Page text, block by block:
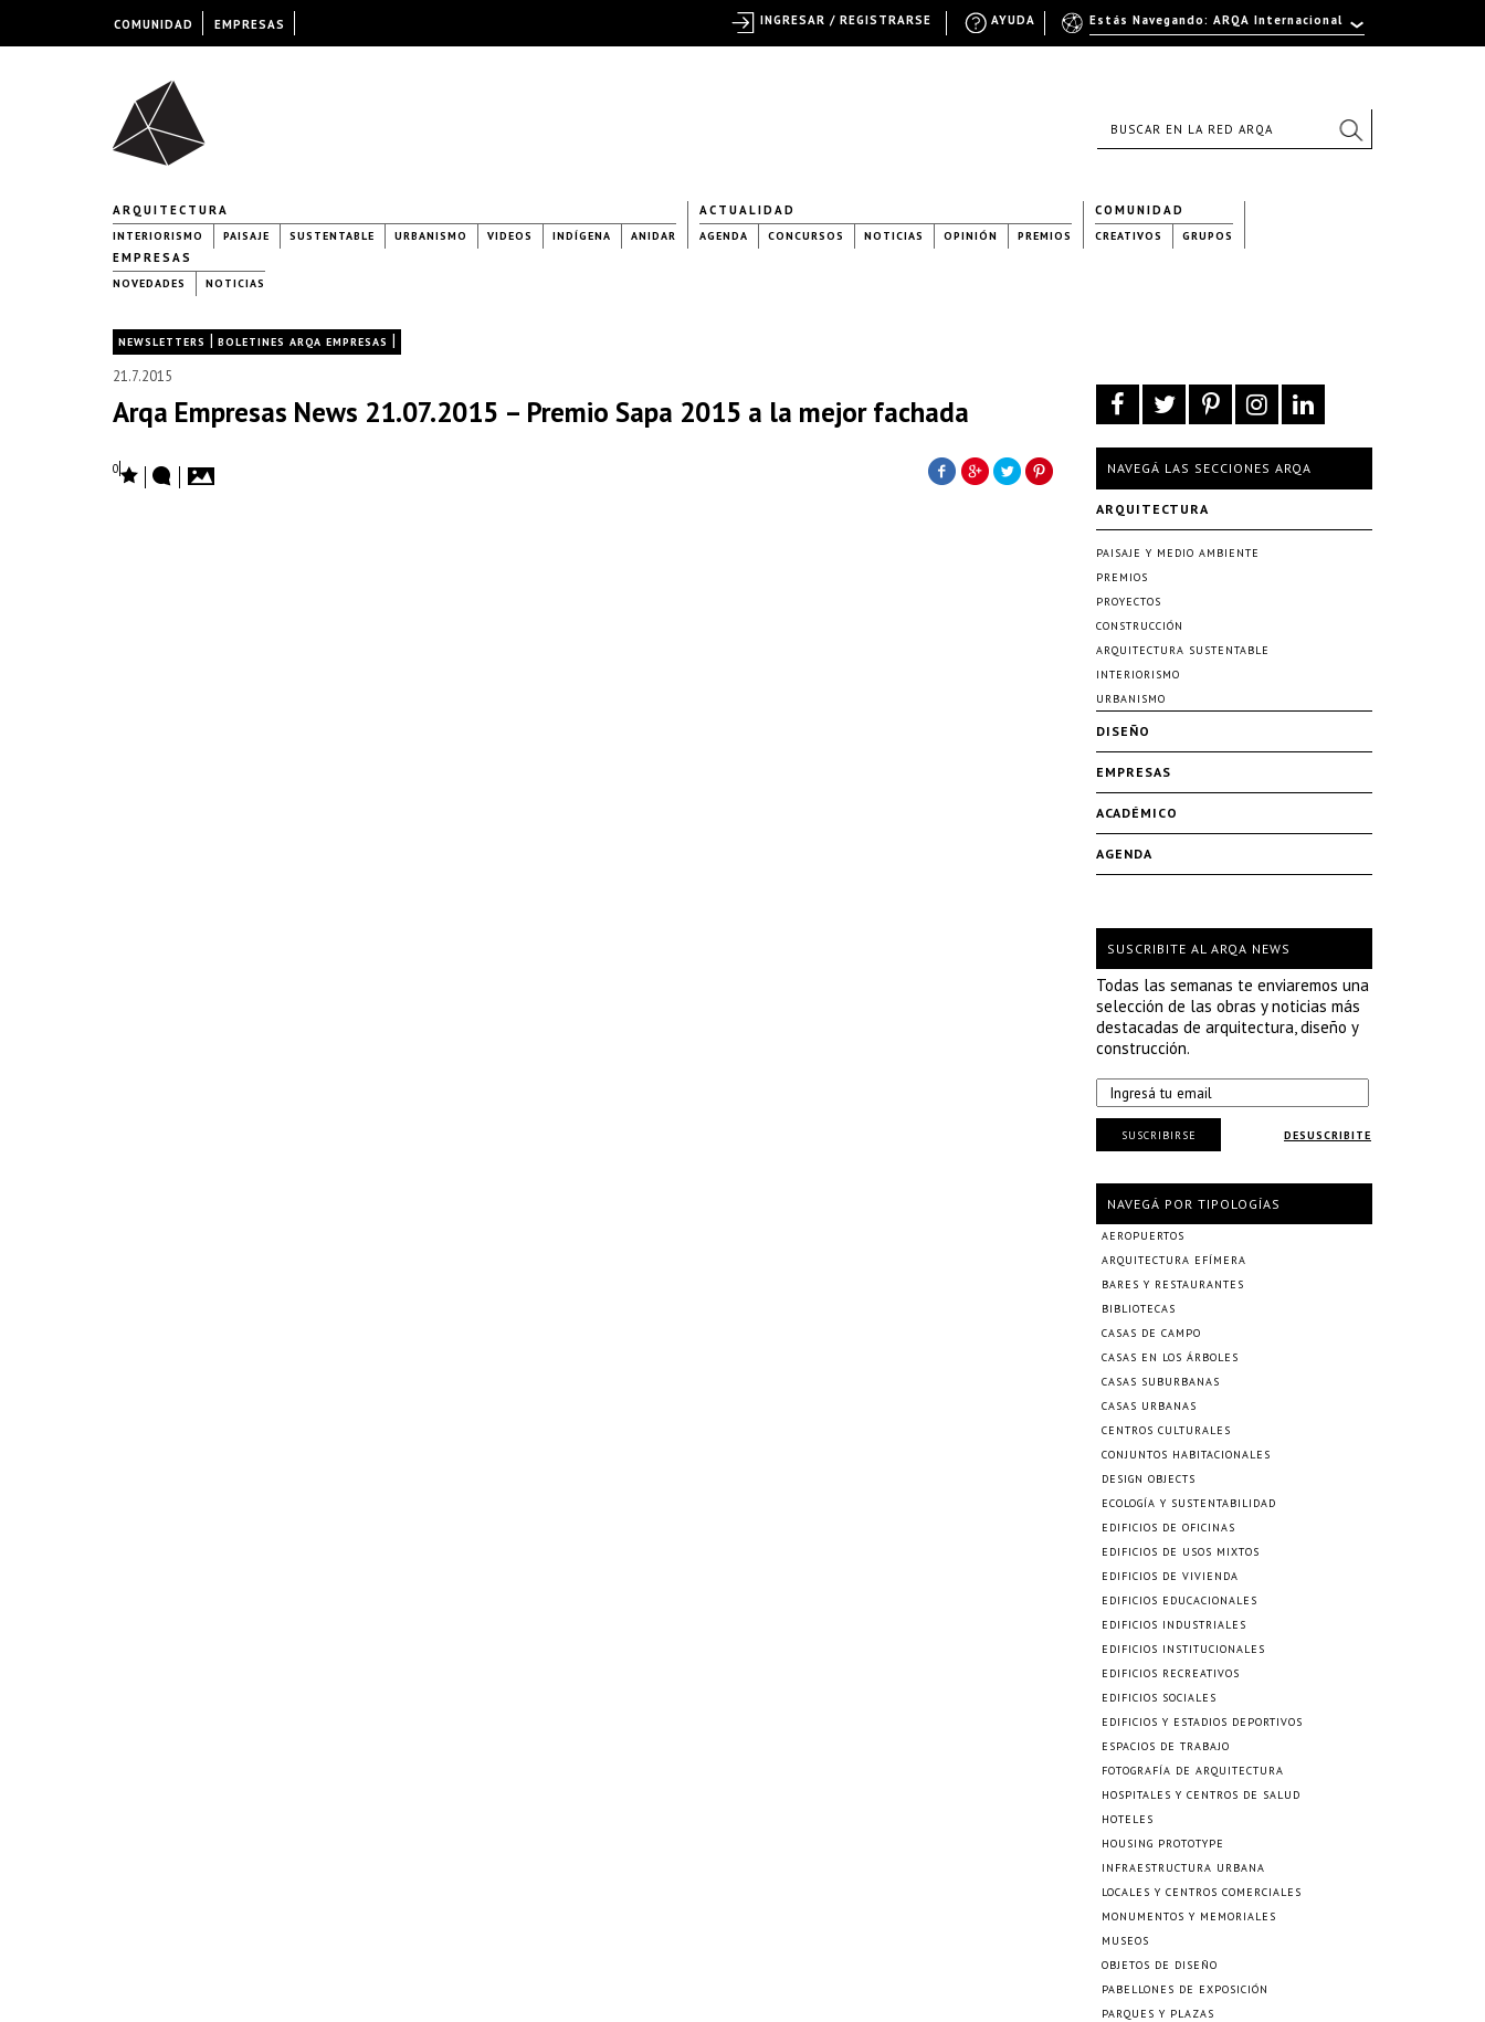
ARQUITECTURA
INTERIORISMO PAISAJE SUSTENTABLE URBANISMO VIDEOS INDÍGENA ANIDAR
ACTUALIDAD
AGENDA CONCURSOS NOTICIAS OPINIÓN PREMIOS
COMUNIDAD
CREATIVOS GRUPOS
EMPRESAS
NOVEDADES NOTICIAS
NEWSLETTERS | BOLETINES ARQA EMPRESAS |
21.7.2015
Arqa Empresas News 21.07.2015 – Premio Sapa 2015 a la mejor fachada
0 NAVEGÁ LAS SECCIONES ARQA
ARQUITECTURA
PAISAJE Y MEDIO AMBIENTE
PREMIOS
PROYECTOS
CONSTRUCCIÓN
ARQUITECTURA SUSTENTABLE
INTERIORISMO
URBANISMO
DISEÑO
EMPRESAS
ACADÉMICO
AGENDA
SUSCRIBITE AL ARQA NEWS
Todas las semanas te enviaremos una
selección de las obras y noticias más
destacadas de arquitectura, diseño y
construcción.
DESUSCRIBITE
SUSCRIBIRSE
NAVEGÁ POR TIPOLOGÍAS
AEROPUERTOS
ARQUITECTURA EFÍMERA
BARES Y RESTAURANTES
BIBLIOTECAS
CASAS DE CAMPO
CASAS EN LOS ÁRBOLES
CASAS SUBURBANAS
CASAS URBANAS
CENTROS CULTURALES
CONJUNTOS HABITACIONALES
DESIGN OBJECTS
ECOLOGÍA Y SUSTENTABILIDAD
EDIFICIOS DE OFICINAS
EDIFICIOS DE USOS MIXTOS
EDIFICIOS DE VIVIENDA
EDIFICIOS EDUCACIONALES
EDIFICIOS INDUSTRIALES
EDIFICIOS INSTITUCIONALES
EDIFICIOS RECREATIVOS
EDIFICIOS SOCIALES
EDIFICIOS Y ESTADIOS DEPORTIVOS
ESPACIOS DE TRABAJO
FOTOGRAFÍA DE ARQUITECTURA
HOSPITALES Y CENTROS DE SALUD
HOTELES
HOUSING PROTOTYPE
INFRAESTRUCTURA URBANA
LOCALES Y CENTROS COMERCIALES
MONUMENTOS Y MEMORIALES
MUSEOS
OBJETOS DE DISEÑO
PABELLONES DE EXPOSICIÓN
PARQUES Y PLAZAS
COMUNIDAD EMPRESAS Estás Navegando: ARQA Internacional
AYUDA
INGRESAR / REGISTRARSE